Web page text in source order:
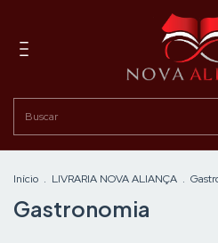
Início . LIVRARIA NOVA ALIANÇA .
Gastronomia